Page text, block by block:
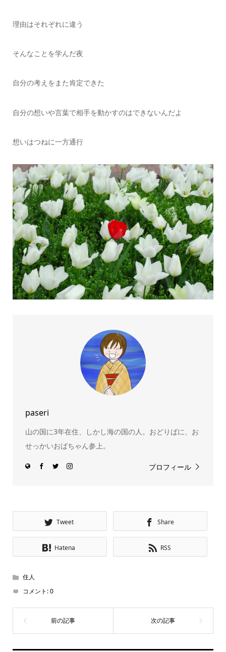
理由はそれぞれに違う
そんなことを学んだ夜
自分の考えをまた肯定できた
自分の想いや言葉で相手を動かすのはできないんだよ
想いはつねに一方通行
paseri
山の国に3年在住、しかし海の国の人。おどりばに、お
せっかいおばちゃん参上。
プロフィール
Tweet Share
Hatena RSS
住人
コメント:0